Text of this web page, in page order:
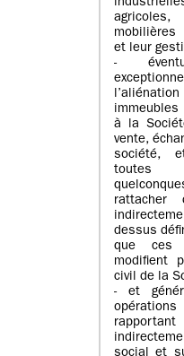
mobilières
et leur
-
immeubles
à la
vente,
société,
toutes
rattacher
dessus
que ces
modifient
civil de la
- et
opérations